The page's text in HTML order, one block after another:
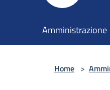
Amministrazione
Home >